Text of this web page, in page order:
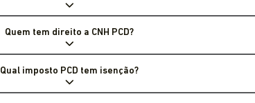
Quem tem direito a CNH PCD?
Qual imposto PCD tem isenção?